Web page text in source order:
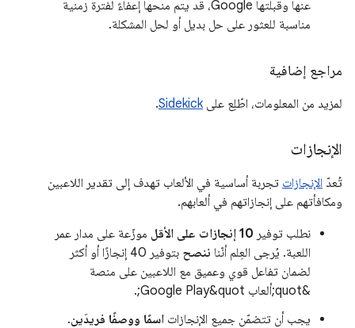
عنها وقبلتها Google، قد يتم منحها إعفاءً لفترة زمنية
مناسبة للعثور على حل بديل أو لحل المشكلة.
مراجع إضافية
لمزيد من المعلومات، اطّلِع علىSidekick
.
الإنجازات
تُعدّ الإنجازات تجربة أساسية في الألعاب تهدف إلى تقدير اللاعبين
ومكافأتهم على إنجازاتهم في ألعابهم.
نطلب توفير 10 إنجازات على الأقل
موزّعة على مدار عمر
اللعبة. يُرجى العِلم أنّنا ننصح
بتوفير 40 إنجازًا أو أكثر
لضمان تفاعل قوي وعميق مع اللاعبين على منصة
&quot;ألعاب Google Play&quot;.
يجب أن تتضمّن جميع الإنجازات اسمًا ووصفًا فريدَين.